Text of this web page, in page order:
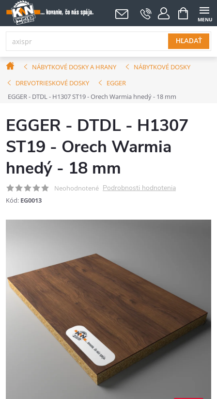
Prejsť
na
obsah
HĽADAŤ
NÁKUPNÝ
KOŠÍK
DomovNÁBYTKOVÉ DOSKY A HRANY
NÁBYTKOVÉ DOSKY
DREVOTRIESKOVÉ DOSKY
EGGER
EGGER - DTDL - H1307 ST19 - Orech Warmia hnedý - 18 mm
EGGER - DTDL - H1307
ST19 - Orech Warmia
hnedý - 18 mm
Neohodnotené Podrobnosti hodnotenia
Kód: EG0013